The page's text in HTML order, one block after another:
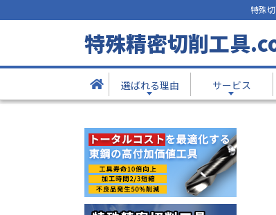
特殊
特殊精密切削工具
選ばれる理由 サービス
お問合せ
TOP お問合せ